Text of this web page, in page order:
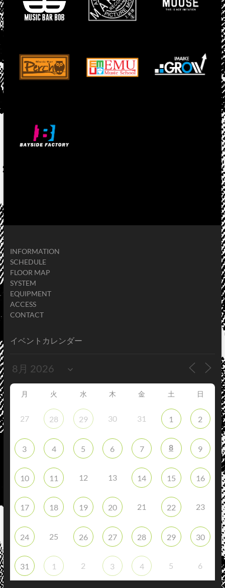
INFORMATION
SCHEDULE
FLOOR MAP
SYSTEM
EQUIPMENT
ACCESS
CONTACT
イベントカレンダー
月 火 水 木 金 土 日
27 28 29 30 31 1 2
3 4 5 6 7 8 9
10 11 12 13 14 15 16
17 18 19 20 21 22 23
24 25 26 27 28 29 30
31 1 2 3 4 5 6